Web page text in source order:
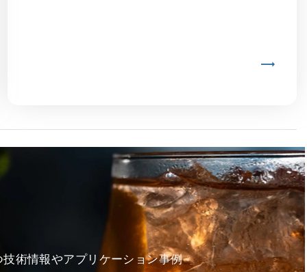
術情報やアプリケーション事例